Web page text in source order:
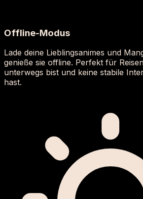
Offline-Modus
Lade deine Lieblingsanimes und
genieße sie offline. Perfekt für
unterwegs bist und keine stabile
hast.